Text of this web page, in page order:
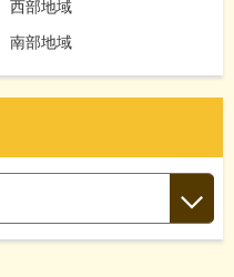
西部地域
南部地域